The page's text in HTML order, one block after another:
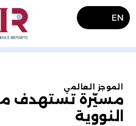
EN
الموجز العالمي
مسيّرة تستهدف
النووية